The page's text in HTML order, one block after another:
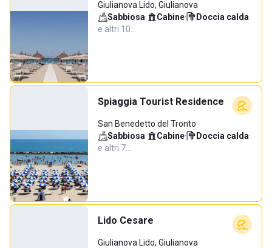
Giulianova Lido, Giulianova
Sabbiosa· Cabine· Doccia calda·
e altri 10…
Spiaggia Tourist Residence
San Benedetto del Tronto
Sabbiosa· Cabine· Doccia calda·
e altri 7…
Lido Cesare
Giulianova Lido, Giulianova